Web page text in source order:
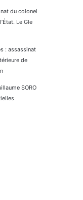
du colonel
Le Gle
: assassinat
de
SORO